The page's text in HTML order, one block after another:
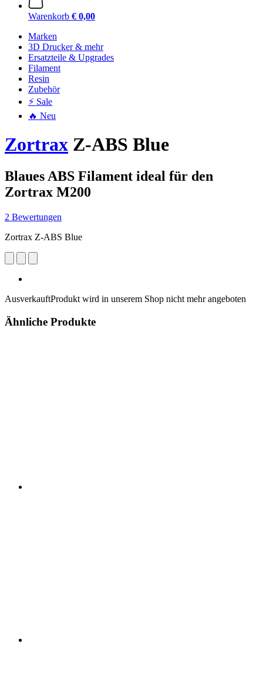
Warenkorb € 0,00
Marken
3D Drucker & mehr
Ersatzteile & Upgrades
Filament
Resin
Zubehör
⚡ Sale
🔥 Neu
Zortrax Z-ABS Blue
Blaues ABS Filament ideal für den
Zortrax M200
2 Bewertungen
Zortrax Z-ABS Blue
AusverkauftProdukt wird in unserem Shop nicht mehr angeboten
Ähnliche Produkte